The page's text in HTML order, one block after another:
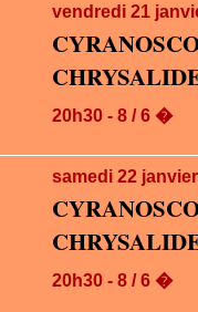
vendredi 21
20h30 - 8 / 6 �
samedi 22
20h30 - 8 / 6 �